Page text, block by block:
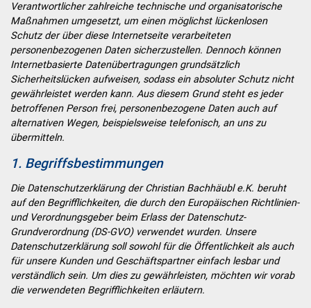
Verantwortlicher zahlreiche technische und organisatorische
Maßnahmen umgesetzt, um einen möglichst lückenlosen
Schutz der über diese Internetseite verarbeiteten
personenbezogenen Daten sicherzustellen. Dennoch können
Internetbasierte Datenübertragungen grundsätzlich
Sicherheitslücken aufweisen, sodass ein absoluter Schutz nicht
gewährleistet werden kann. Aus diesem Grund steht es jeder
betroffenen Person frei, personenbezogene Daten auch auf
alternativen Wegen, beispielsweise telefonisch, an uns zu
übermitteln.
1. Begriffsbestimmungen
Die Datenschutzerklärung der Christian Bachhäubl e.K. beruht
auf den Begrifflichkeiten, die durch den Europäischen Richtlinien-
und Verordnungsgeber beim Erlass der Datenschutz-
Grundverordnung (DS-GVO) verwendet wurden. Unsere
Datenschutzerklärung soll sowohl für die Öffentlichkeit als auch
für unsere Kunden und Geschäftspartner einfach lesbar und
verständlich sein. Um dies zu gewährleisten, möchten wir vorab
die verwendeten Begrifflichkeiten erläutern.